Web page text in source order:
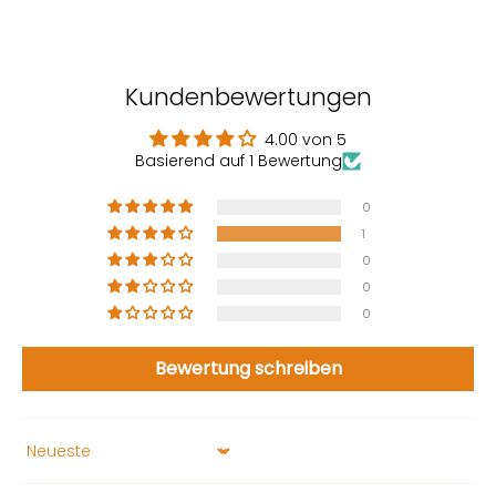
Kundenbewertungen
4.00 von 5
Basierend auf 1 Bewertung
0
1
0
0
0
Bewertung schreiben
Sort by